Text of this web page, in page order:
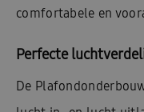
comfortabele en
Perfecte
De